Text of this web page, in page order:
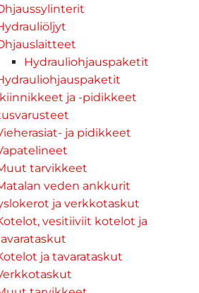
Hydrauliohjauspaketit
ja -pidikkeet
ja pidikkeet
tarvikkeet
veden ankkurit
ja verkkotaskut
vesitiiviit kotelot ja
ja tavarataskut